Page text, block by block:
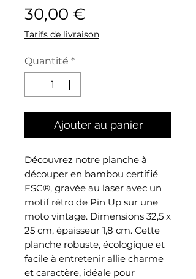
30,00 €
Tarifs de livraison
Quantité *
Ajouter au panier
Découvrez notre planche à
découper en bambou certifié
FSC®, gravée au laser avec un
motif rétro de Pin Up sur une
moto vintage. Dimensions 32,5 x
25 cm, épaisseur 1,8 cm. Cette
planche robuste, écologique et
facile à entretenir allie charme
et caractère, idéale pour